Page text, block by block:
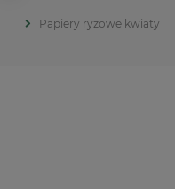
Papiery ryżowe kwiaty